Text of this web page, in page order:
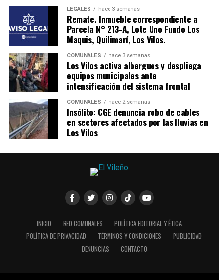
LEGALES hace 3 semanas
Remate. Inmueble correspondiente a
Parcela N° 213-A, Lote Uno Fundo Los
Maquis, Quilimarí, Los Vilos.
COMUNALES hace 3 semanas
Los Vilos activa albergues y despliega
equipos municipales ante
intensificación del sistema frontal
COMUNALES hace 2 semanas
Insólito: CGE denuncia robo de cables
en sectores afectados por las lluvias en
Los Vilos
INICIO RED COMUNALES
POLÍTICA EDITORIAL Y ÉTICA
POLÍTICA DE PRIVACIDAD
TÉRMINOS Y CONDICIONES
PUBLICIDAD
DENUNCIAS
CONTACTO